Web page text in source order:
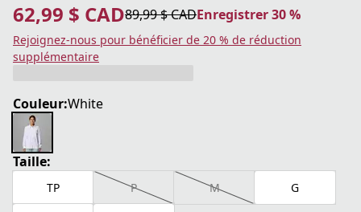
62,99 $ CAD
prix actuel 62,99 $ CAD89,99 $ CAD
prix original 89,99 $ CAD Enregistrer 30 %
Enregistrer 30 %
Rejoignez-nous pour bénéficier de 20 % de réduction
supplémentaire
Couleur:White
Taille:
TP P M G